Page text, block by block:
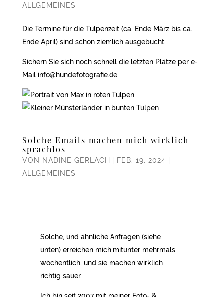
ALLGEMEINES
Die Termine für die Tulpenzeit (ca. Ende März bis ca.
Ende April) sind schon ziemlich ausgebucht.
Sichern Sie sich noch schnell die letzten Plätze per e-
Mail info@hundefotografie.de
Solche Emails machen mich wirklich
sprachlos
VON NADINE GERLACH | FEB. 19, 2024 |
ALLGEMEINES
Solche, und ähnliche Anfragen (siehe
unten) erreichen mich mitunter mehrmals
wöchentlich, und sie machen wirklich
richtig sauer.
Ich bin seit 2007 mit meiner Foto- &